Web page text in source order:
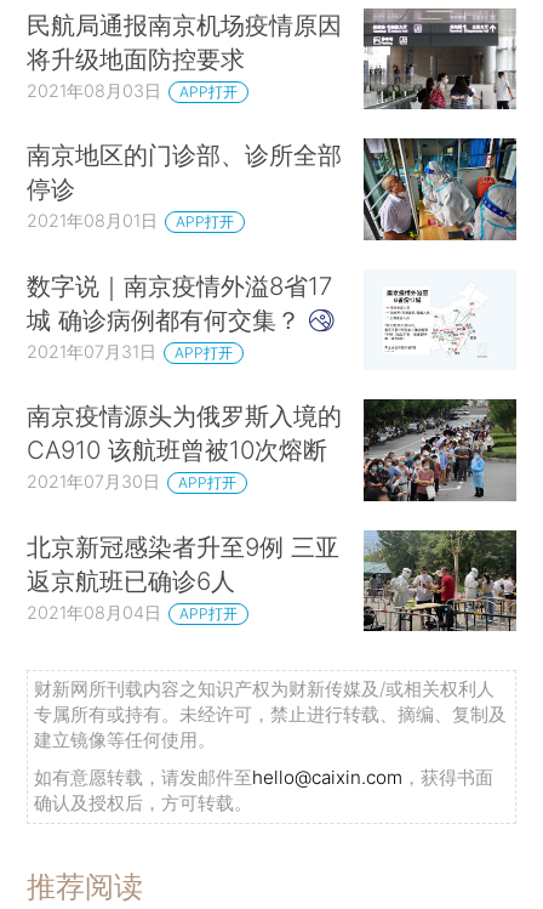
民航局通报南京机场疫情原因
将升级地面防控要求
2021年08月03日 APP打开
南京地区的门诊部、诊所全部
停诊
2021年08月01日 APP打开
数字说｜南京疫情外溢8省17
城 确诊病例都有何交集？
2021年07月31日 APP打开
南京疫情源头为俄罗斯入境的
CA910 该航班曾被10次熔断
2021年07月30日 APP打开
北京新冠感染者升至9例 三亚
返京航班已确诊6人
2021年08月04日 APP打开
财新网所刊载内容之知识产权为财新传媒及/或相关权利人
专属所有或持有。未经许可，禁止进行转载、摘编、复制及
建立镜像等任何使用。
如有意愿转载，请发邮件至hello@caixin.com ，获得书面
确认及授权后，方可转载。
推荐阅读